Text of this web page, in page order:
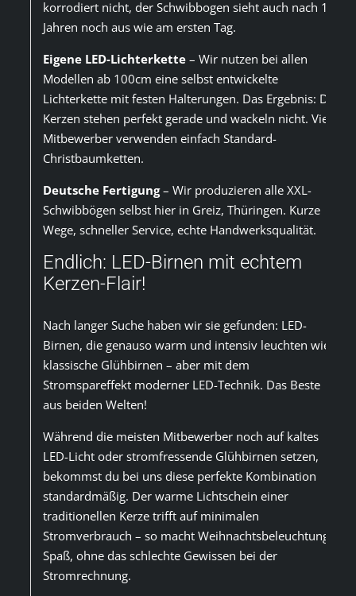
korrodiert nicht, der Schwibbogen sieht auch nach 10
Jahren noch aus wie am ersten Tag.
Eigene LED-Lichterkette– Wir nutzen bei allen
Modellen ab 100cm eine selbst entwickelte
Lichterkette mit festen Halterungen. Das Ergebnis: Die
Kerzen stehen perfekt gerade und wackeln nicht. Viele
Mitbewerber verwenden einfach Standard-
Christbaumketten.
Deutsche Fertigung– Wir produzieren alle XXL-
Schwibbögen selbst hier in Greiz, Thüringen. Kurze
Wege, schneller Service, echte Handwerksqualität.
Endlich: LED-Birnen mit echtem
Kerzen-Flair!
Nach langer Suche haben wir sie gefunden: LED-
Birnen, die genauso warm und intensiv leuchten wie
klassische Glühbirnen – aber mit dem
Stromspareffekt moderner LED-Technik. Das Beste
aus beiden Welten!
Während die meisten Mitbewerber noch auf kaltes
LED-Licht oder stromfressende Glühbirnen setzen,
bekommst du bei uns diese perfekte Kombination
standardmäßig. Der warme Lichtschein einer
traditionellen Kerze trifft auf minimalen
Stromverbrauch – so macht Weihnachtsbeleuchtung
Spaß, ohne das schlechte Gewissen bei der
Stromrechnung.